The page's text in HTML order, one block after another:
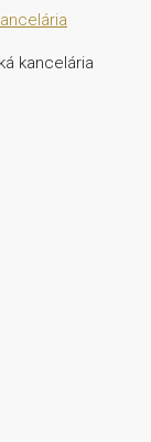
kancelária